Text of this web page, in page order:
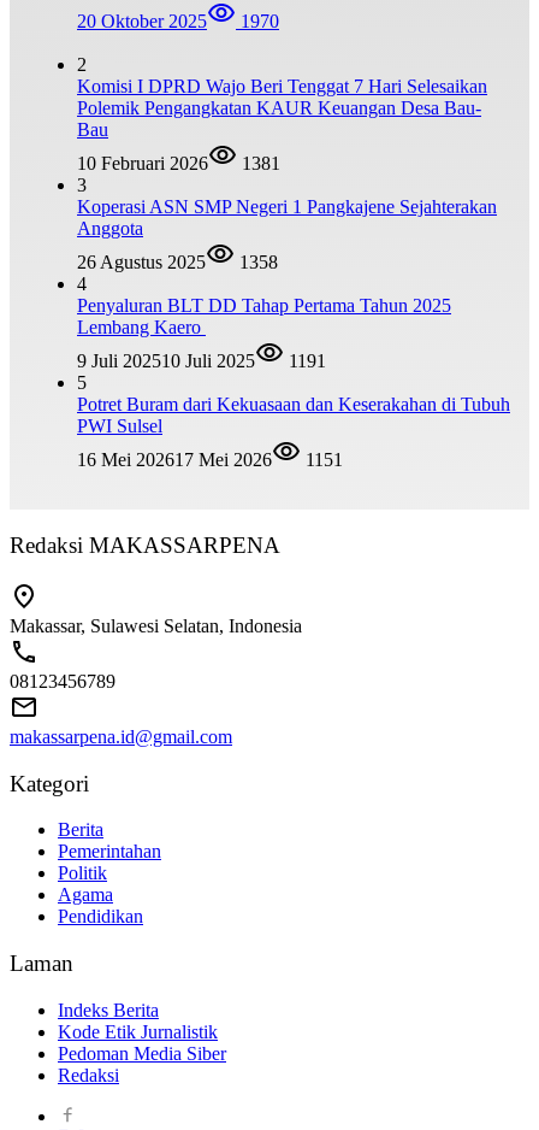
20 Oktober 2025
1970
2
Komisi I DPRD Wajo Beri Tenggat 7 Hari Selesaikan
Polemik Pengangkatan KAUR Keuangan Desa Bau-
Bau
10 Februari 2026
1381
3
Koperasi ASN SMP Negeri 1 Pangkajene Sejahterakan
Anggota
26 Agustus 2025
1358
4
Penyaluran BLT DD Tahap Pertama Tahun 2025
Lembang Kaero
9 Juli 202510 Juli 2025
1191
5
Potret Buram dari Kekuasaan dan Keserakahan di Tubuh
PWI Sulsel
16 Mei 202617 Mei 2026 1151
Redaksi MAKASSARPENA
Makassar, Sulawesi Selatan, Indonesia
08123456789
makassarpena.id@gmail.com
Kategori
Berita
Pemerintahan
Politik
Agama
Pendidikan
Laman
Indeks Berita
Kode Etik Jurnalistik
Pedoman Media Siber
Redaksi